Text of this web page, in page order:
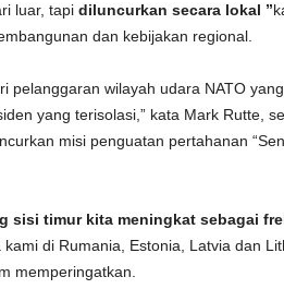
luar, tapi diluncurkan secara lokal ”
dan kebijakan regional.
pelanggaran wilayah udara NATO
yang terisolasi,” kata Mark Rutte,
misi penguatan pertahanan
sisi timur kita meningkat sebagai
di Rumania, Estonia, Latvia dan
memperingatkan.